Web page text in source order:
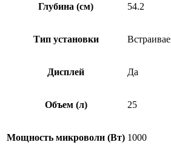
Глубина (см) 54.2
Тип установки
Дисплей Да
Объем (л) 25
Мощность микроволн (Вт) 1000